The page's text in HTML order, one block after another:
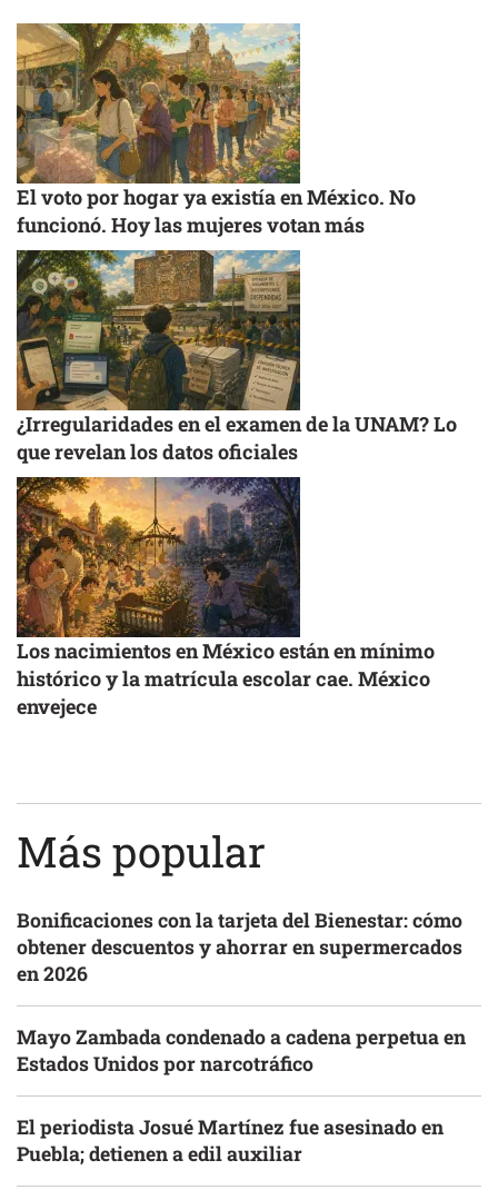
El voto por hogar ya existía en México. No
funcionó. Hoy las mujeres votan más
¿Irregularidades en el examen de la UNAM? Lo
que revelan los datos oficiales
Los nacimientos en México están en mínimo
histórico y la matrícula escolar cae. México
envejece
Más popular
Bonificaciones con la tarjeta del Bienestar: cómo
obtener descuentos y ahorrar en supermercados
en 2026
Mayo Zambada condenado a cadena perpetua en
Estados Unidos por narcotráfico
El periodista Josué Martínez fue asesinado en
Puebla; detienen a edil auxiliar